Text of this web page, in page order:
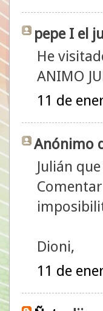
pepe I el
He
ANIMO
11 de
Anónimo
Julián
Dioni,
11 de